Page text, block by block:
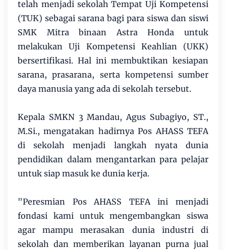
telah menjadi sekolah Tempat Uji Kompetensi
(TUK) sebagai sarana bagi para siswa dan siswi
SMK Mitra binaan Astra Honda untuk
melakukan Uji Kompetensi Keahlian (UKK)
bersertifikasi. Hal ini membuktikan kesiapan
sarana, prasarana, serta kompetensi sumber
daya manusia yang ada di sekolah tersebut.
Kepala SMKN 3 Mandau, Agus Subagiyo, ST.,
M.Si., mengatakan hadirnya Pos AHASS TEFA
di sekolah menjadi langkah nyata dunia
pendidikan dalam mengantarkan para pelajar
untuk siap masuk ke dunia kerja.
"Peresmian Pos AHASS TEFA ini menjadi
fondasi kami untuk mengembangkan siswa
agar mampu merasakan dunia industri di
sekolah dan memberikan layanan purna jual